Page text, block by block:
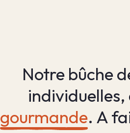
Notre bûche
gourmande. A